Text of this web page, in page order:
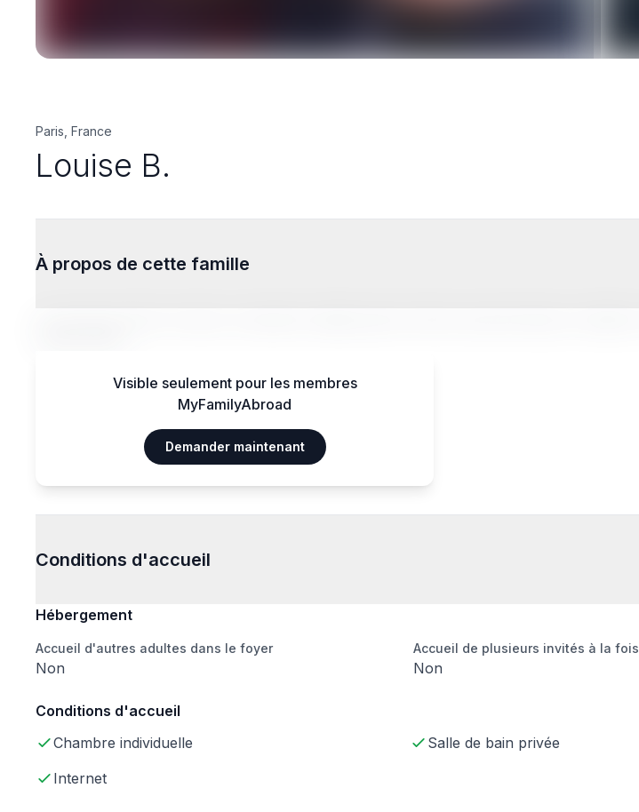
Paris, France
Louise B.
À propos de cette famille
Visible seulement pour les membres
MyFamilyAbroad
Demander maintenant
Conditions d'accueil
Hébergement
Accueil d'autres adultes dans le foyer
Non
Accueil de plusieurs invités à la fois
Non
Conditions d'accueil
Chambre individuelle
Salle de bain privée
Internet